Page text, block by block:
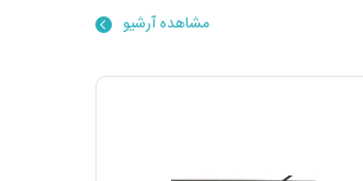
مشاهده آرشیو